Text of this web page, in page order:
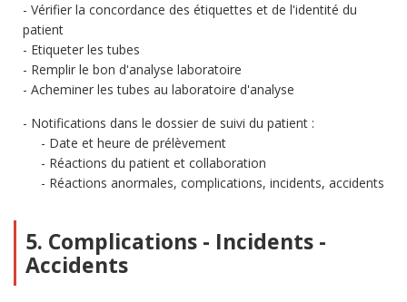
Vérifier la concordance des étiquettes et de l'identité du
patient
Etiqueter les tubes
Remplir le bon d'analyse laboratoire
Acheminer les tubes au laboratoire d'analyse
Notifications dans le dossier de suivi du patient :
Date et heure de prélèvement
Réactions du patient et collaboration
Réactions anormales, complications, incidents, accidents
5. Complications - Incidents -
Accidents